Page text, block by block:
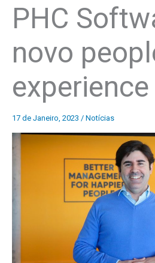
PHC
novo
17 de Janeiro, 2023 / Notícias